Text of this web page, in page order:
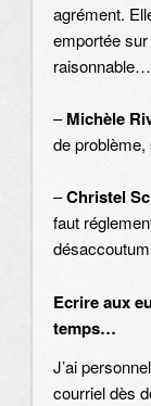
agrément.
emportée sur
raisonnable…
–Michèle
de
–Christel
faut
Ecrire aux
temps…
J’ai
courriel dès